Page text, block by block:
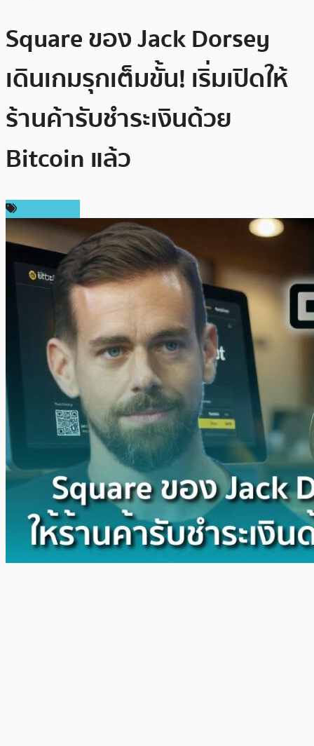
Square ของ Jack Dorsey
เดินเกมรุกเต็มขั้น! เริ่มเปิดให้
ร้านค้ารับชำระเงินด้วย
Bitcoin แล้ว